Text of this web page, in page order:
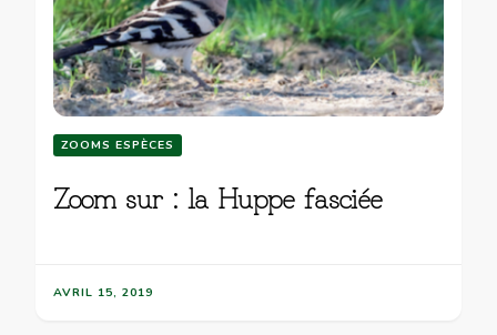
ZOOMS ESPÈCES
Zoom sur : la Huppe fasciée
AVRIL 15, 2019